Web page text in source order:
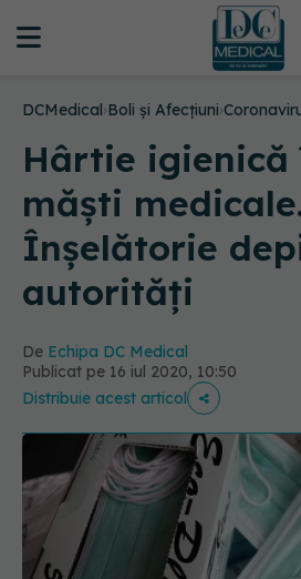
DCMedical›Boli și Afecțiuni›
Hârtie igienică
măști
Înșelătorie
autorități
De Echipa DC Medical
Publicat pe 16 iul 2020, 10:50
Distribuie acest articol